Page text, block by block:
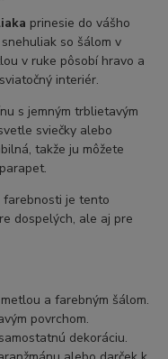
prinesie do vášho
so šálom v
v ruke pôsobí hravo a
interiér.
s jemným trblietavým
sviečky alebo
takže ju môžete
farebnosti je tento
dospelých, ale aj pre
a farebným šálom.
povrchom.
dekoráciu.